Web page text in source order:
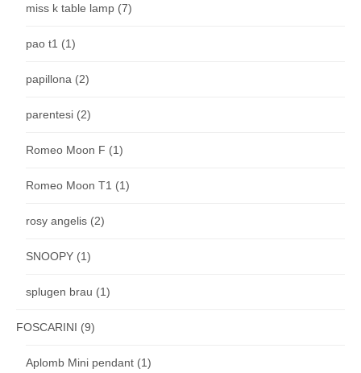
miss k table lamp (7)
pao t1 (1)
papillona (2)
parentesi (2)
Romeo Moon F (1)
Romeo Moon T1 (1)
rosy angelis (2)
SNOOPY (1)
splugen brau (1)
FOSCARINI (9)
Aplomb Mini pendant (1)